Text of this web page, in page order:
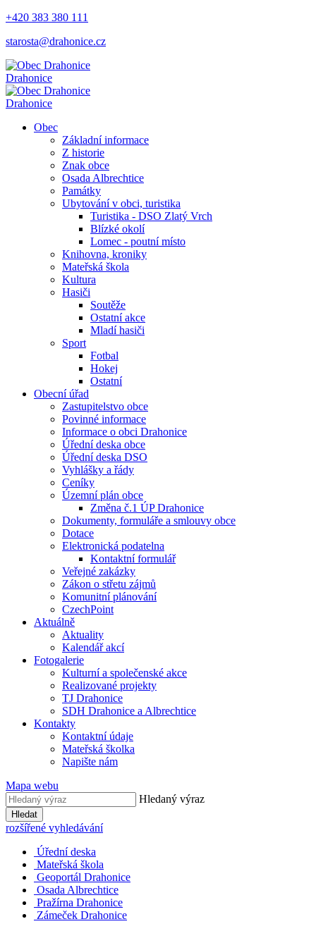
+420 383 380 111
starosta@drahonice.cz
Drahonice
Drahonice
Obec
Základní informace
Z historie
Znak obce
Osada Albrechtice
Památky
Ubytování v obci, turistika
Turistika - DSO Zlatý Vrch
Blízké okolí
Lomec - poutní místo
Knihovna, kroniky
Mateřská škola
Kultura
Hasiči
Soutěže
Ostatní akce
Mladí hasiči
Sport
Fotbal
Hokej
Ostatní
Obecní úřad
Zastupitelstvo obce
Povinné informace
Informace o obci Drahonice
Úřední deska obce
Úřední deska DSO
Vyhlášky a řády
Ceníky
Územní plán obce
Změna č.1 ÚP Drahonice
Dokumenty, formuláře a smlouvy obce
Dotace
Elektronická podatelna
Kontaktní formulář
Veřejné zakázky
Zákon o střetu zájmů
Komunitní plánování
CzechPoint
Aktuálně
Aktuality
Kalendář akcí
Fotogalerie
Kulturní a společenské akce
Realizované projekty
TJ Drahonice
SDH Drahonice a Albrechtice
Kontakty
Kontaktní údaje
Mateřská školka
Napište nám
Mapa webu
Hledaný výraz
Hledat
rozšířené vyhledávání
Úřední deska
Mateřská škola
Geoportál Drahonice
Osada Albrechtice
Pražírna Drahonice
Zámeček Drahonice